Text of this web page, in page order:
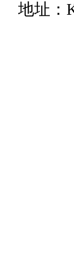
地址：